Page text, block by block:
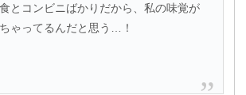
とコンビニばかりだから、私の味覚が
ゃってるんだと思う…！